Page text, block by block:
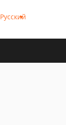
Русский